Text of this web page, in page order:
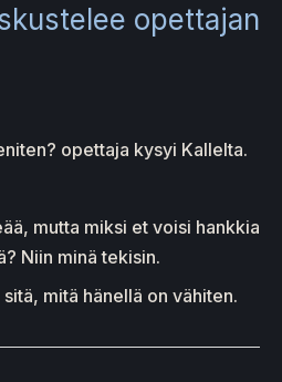
opettajan
opettaja kysyi Kallelta.
mutta miksi et voisi hankkia
Niin minä tekisin.
mitä hänellä on vähiten.